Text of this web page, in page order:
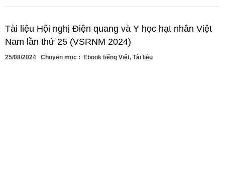
Tài liệu Hội nghị Điện quang và Y học hạt nhân Việt
Nam lần thứ 25 (VSRNM 2024)
25/08/2024 Chuyên mục : Ebook tiếng Việt, Tài liệu